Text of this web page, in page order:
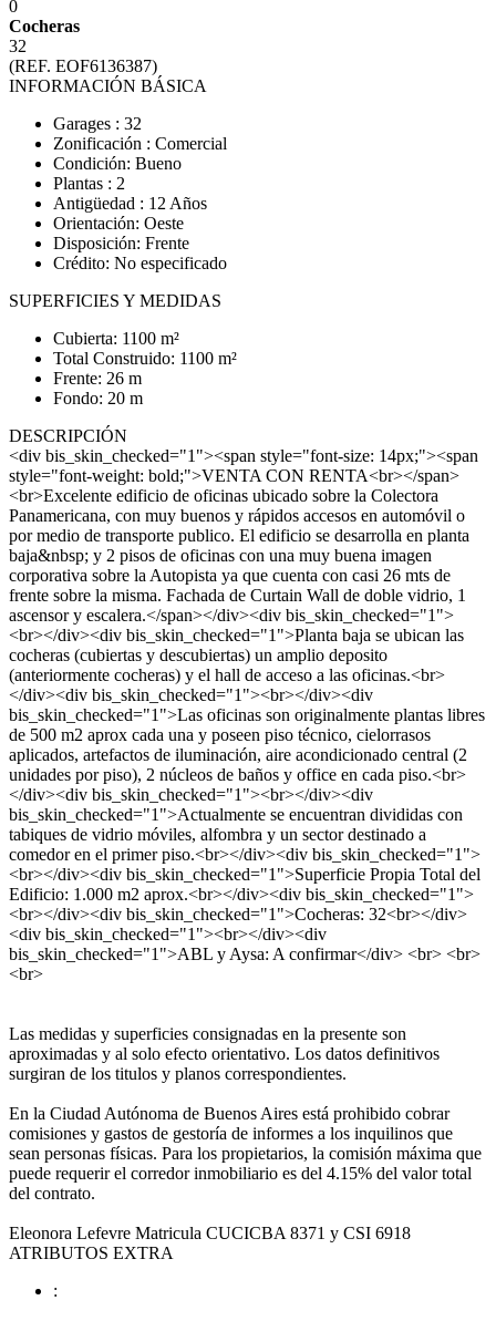
0
Cocheras
32
(REF. EOF6136387)
INFORMACIÓN BÁSICA
Garages : 32
Zonificación : Comercial
Condición: Bueno
Plantas : 2
Antigüedad : 12 Años
Orientación: Oeste
Disposición: Frente
Crédito: No especificado
SUPERFICIES Y MEDIDAS
Cubierta: 1100 m²
Total Construido: 1100 m²
Frente: 26 m
Fondo: 20 m
DESCRIPCIÓN
<div bis_skin_checked="1"><span style="font-size: 14px;"><span
style="font-weight: bold;">VENTA CON RENTA<br></span>
<br>Excelente edificio de oficinas ubicado sobre la Colectora
Panamericana, con muy buenos y rápidos accesos en automóvil o
por medio de transporte publico. El edificio se desarrolla en planta
baja&nbsp; y 2 pisos de oficinas con una muy buena imagen
corporativa sobre la Autopista ya que cuenta con casi 26 mts de
frente sobre la misma. Fachada de Curtain Wall de doble vidrio, 1
ascensor y escalera.</span></div><div bis_skin_checked="1">
<br></div><div bis_skin_checked="1">Planta baja se ubican las
cocheras (cubiertas y descubiertas) un amplio deposito
(anteriormente cocheras) y el hall de acceso a las oficinas.<br>
</div><div bis_skin_checked="1"><br></div><div
bis_skin_checked="1">Las oficinas son originalmente plantas libres
de 500 m2 aprox cada una y poseen piso técnico, cielorrasos
aplicados, artefactos de iluminación, aire acondicionado central (2
unidades por piso), 2 núcleos de baños y office en cada piso.<br>
</div><div bis_skin_checked="1"><br></div><div
bis_skin_checked="1">Actualmente se encuentran divididas con
tabiques de vidrio móviles, alfombra y un sector destinado a
comedor en el primer piso.<br></div><div bis_skin_checked="1">
<br></div><div bis_skin_checked="1">Superficie Propia Total del
Edificio: 1.000 m2 aprox.<br></div><div bis_skin_checked="1">
<br></div><div bis_skin_checked="1">Cocheras: 32<br></div>
<div bis_skin_checked="1"><br></div><div
bis_skin_checked="1">ABL y Aysa: A confirmar</div> <br> <br>
<br>
Las medidas y superficies consignadas en la presente son
aproximadas y al solo efecto orientativo. Los datos definitivos
surgiran de los titulos y planos correspondientes.
En la Ciudad Autónoma de Buenos Aires está prohibido cobrar
comisiones y gastos de gestoría de informes a los inquilinos que
sean personas físicas. Para los propietarios, la comisión máxima que
puede requerir el corredor inmobiliario es del 4.15% del valor total
del contrato.
Eleonora Lefevre Matricula CUCICBA 8371 y CSI 6918
ATRIBUTOS EXTRA
: